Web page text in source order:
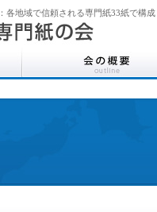
各地域で信頼される専門紙33紙で構成